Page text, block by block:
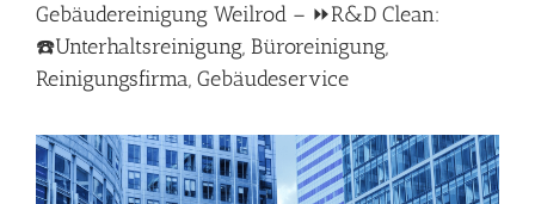
Gebäudereinigung Weilrod – ⏩R&D Clean:
☎️Unterhaltsreinigung, Büroreinigung,
Reinigungsfirma, Gebäudeservice